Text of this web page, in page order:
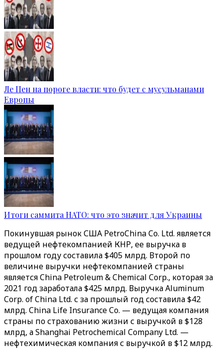
Ле Пен на пороге власти: что будет с мусульманами
Европы
Итоги саммита НАТО: что это значит для Украины
Покинувшая рынок США PetroChina Co. Ltd. является
ведущей нефтекомпанией КНР, ее выручка в
прошлом году составила $405 млрд. Второй по
величине выручки нефтекомпанией страны
является China Petroleum & Chemical Corp., которая за
2021 год заработала $425 млрд. Выручка Aluminum
Corp. of China Ltd. с за прошлый год составила $42
млрд. China Life Insurance Co. — ведущая компания
страны по страхованию жизни с выручкой в $128
млрд, а Shanghai Petrochemical Company Ltd. —
нефтехимическая компания с выручкой в $12 млрд.